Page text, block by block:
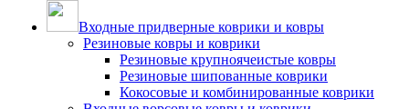
Входные придверные коврики и ковры
Резиновые ковры и коврики
Резиновые крупноячеистые ковры
Резиновые шипованные коврики
Кокосовые и комбинированные коврики